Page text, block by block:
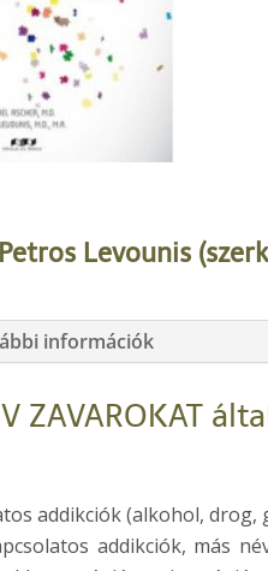
Levounis
információk
ZAVAROKAT
addikciók (alkohol, drog,
addikciók, más